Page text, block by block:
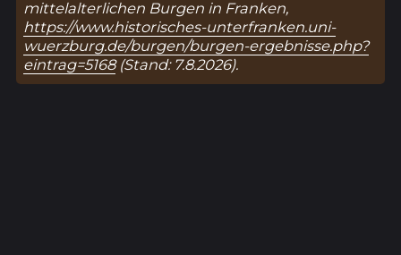
mittelalterlichen Burgen in Franken,
https://www.historisches-unterfranken.uni-
wuerzburg.de/burgen/burgen-ergebnisse.php?
eintrag=5168(Stand: 7.8.2026).